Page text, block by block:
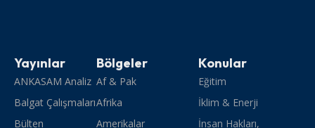
Yayınlar
ANKASAM Analiz
Balgat Çalışmaları
Bülten
Bölgeler
Af & Pak
Afrika
Amerikalar
Konular
Eğitim
İklim & Enerji
İnsan Hakları,